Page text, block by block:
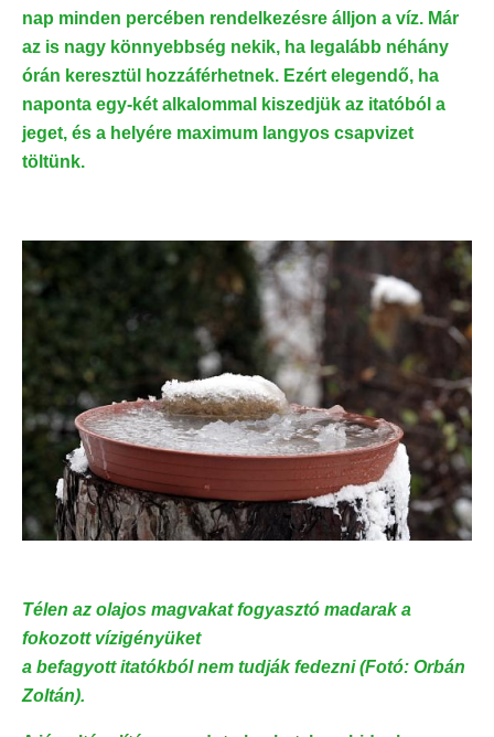
nap minden percében rendelkezésre álljon a víz. Már
az is nagy könnyebbség nekik, ha legalább néhány
órán keresztül hozzáférhetnek. Ezért elegendő, ha
naponta egy-két alkalommal kiszedjük az itatóból a
jeget, és a helyére maximum langyos csapvizet
töltünk.
Télen az olajos magvakat fogyasztó madarak a
fokozott vízigényüket
a befagyott itatókból nem tudják fedezni (Fotó: Orbán
Zoltán).